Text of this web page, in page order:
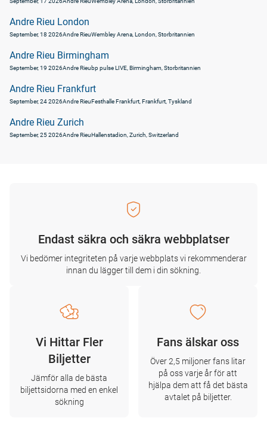
Andre Rieu London
September, 18 2026Andre RieuWembley Arena, London, Storbritannien
Andre Rieu Birmingham
September, 19 2026Andre Rieubp pulse LIVE, Birmingham, Storbritannien
Andre Rieu Frankfurt
September, 24 2026Andre RieuFesthalle Frankfurt, Frankfurt, Tyskland
Andre Rieu Zurich
September, 25 2026Andre RieuHallenstadion, Zurich, Switzerland
Endast säkra och säkra webbplatser
Vi bedömer integriteten på varje webbplats vi rekommenderar
innan du lägger till dem i din sökning.
Vi Hittar Fler
Biljetter
Jämför alla de bästa
biljettsidorna med en enkel
sökning
Fans älskar oss
Över 2,5 miljoner fans litar
på oss varje år för att
hjälpa dem att få det bästa
avtalet på biljetter.